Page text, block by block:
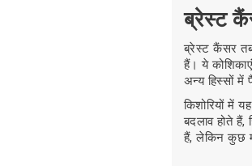
ब्रेस्ट
ब्रेस्ट कैंसर तब
हैं। ये
अन्य हिस्सों
किशोरियों में
बदलाव होते
हैं, लेकिन कुछ